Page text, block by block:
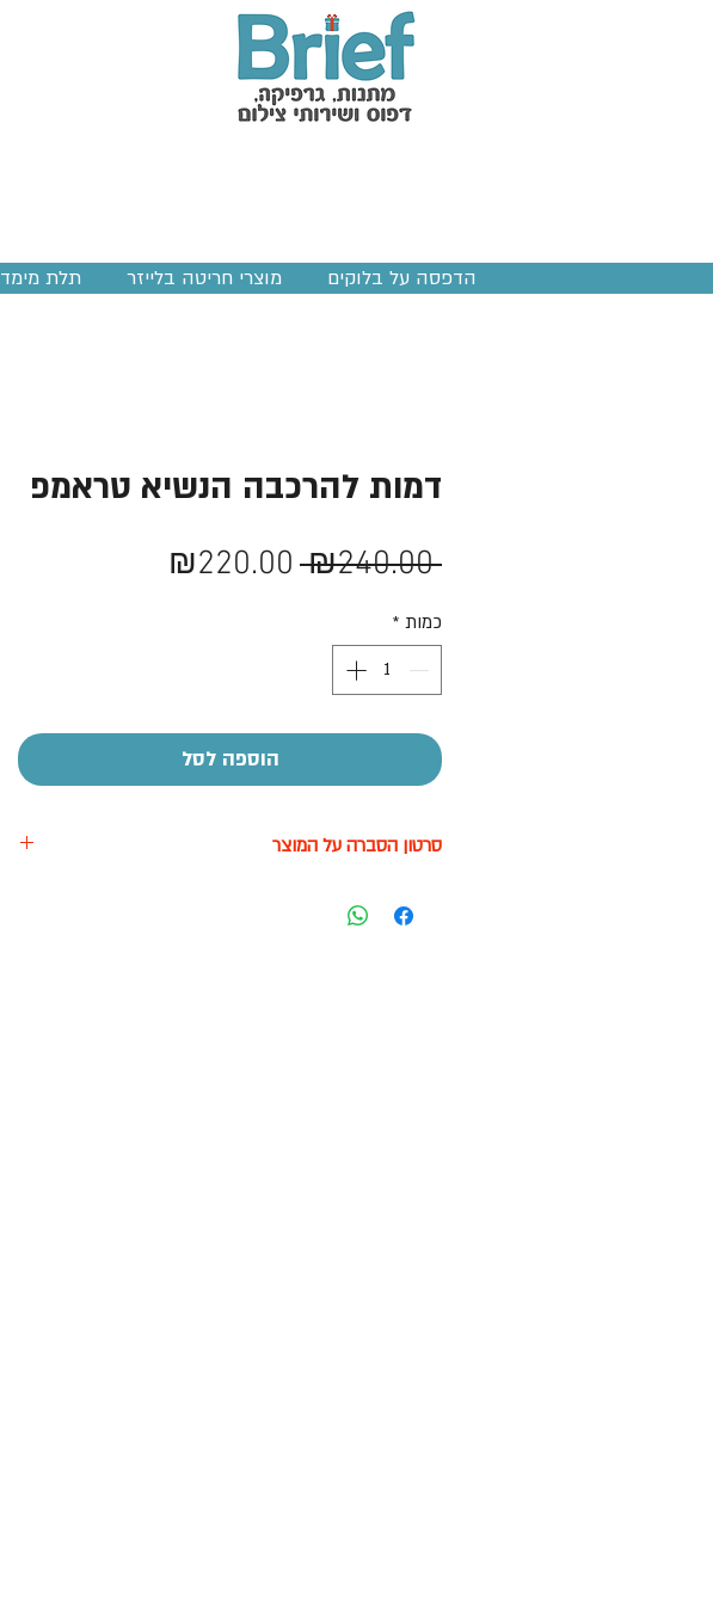
הדפסה על בלוקים מוצרי חריטה בלייזר תלת מימד
דמות להרכבה הנשיא טראמפ
₪240.00
מחיר
₪220.00
כמות *
הוספה לסל
סרטון הסברה על המוצר